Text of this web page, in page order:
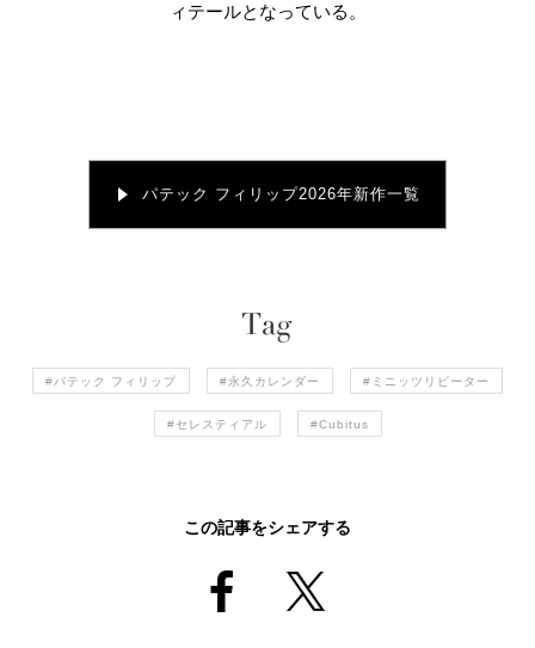
ィテールとなっている。
パテック フィリップ2026年新作一覧
#パテック フィリップ #永久カレンダー #ミニッツリピーター
#セレスティアル #Cubitus
この記事をシェアする